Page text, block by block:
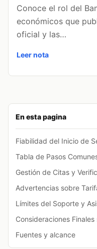
En esta pagina
Fiabilidad del Inicio de
Tabla de Pasos
Gestión de Citas y
Advertencias sobre
Límites del Soporte y
Consideraciones
Fuentes y alcance
Conoce el rol del
económicos que
oficial y las…
Leer nota